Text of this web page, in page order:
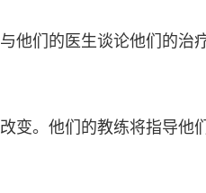
他们的医生谈论他们的治
变。他们的教练将指导他